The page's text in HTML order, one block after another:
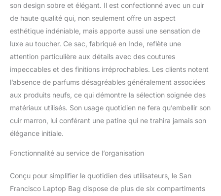
Mallette cuir homme de
buffle naturel. Le sac en
convient comme sac
d'enseignant et sac de
bureau. Dans la mallette,
il y a de la place pour les
FUNCTIONNALITÉ -
Malette ordinateur
portable avec
bandoulière détachable
Sac à bandoulière avec
compartiment pour
Surface, Ultrabook,
MacBook, tablette ou
son design sobre et élégant. Il est confectionné avec un cuir
de haute qualité qui, non seulement offre un aspect
esthétique indéniable, mais apporte aussi une sensation de
luxe au toucher. Ce sac, fabriqué en Inde, reflète une
attention particulière aux détails avec des coutures
impeccables et des finitions irréprochables. Les clients notent
l’absence de parfums désagréables généralement associées
aux produits neufs, ce qui démontre la sélection soignée des
matériaux utilisés. Son usage quotidien ne fera qu’embellir son
cuir marron, lui conférant une patine qui ne trahira jamais son
élégance initiale.
Fonctionnalité au service de l’organisation
Conçu pour simplifier le quotidien des utilisateurs, le San
Francisco Laptop Bag dispose de plus de six compartiments